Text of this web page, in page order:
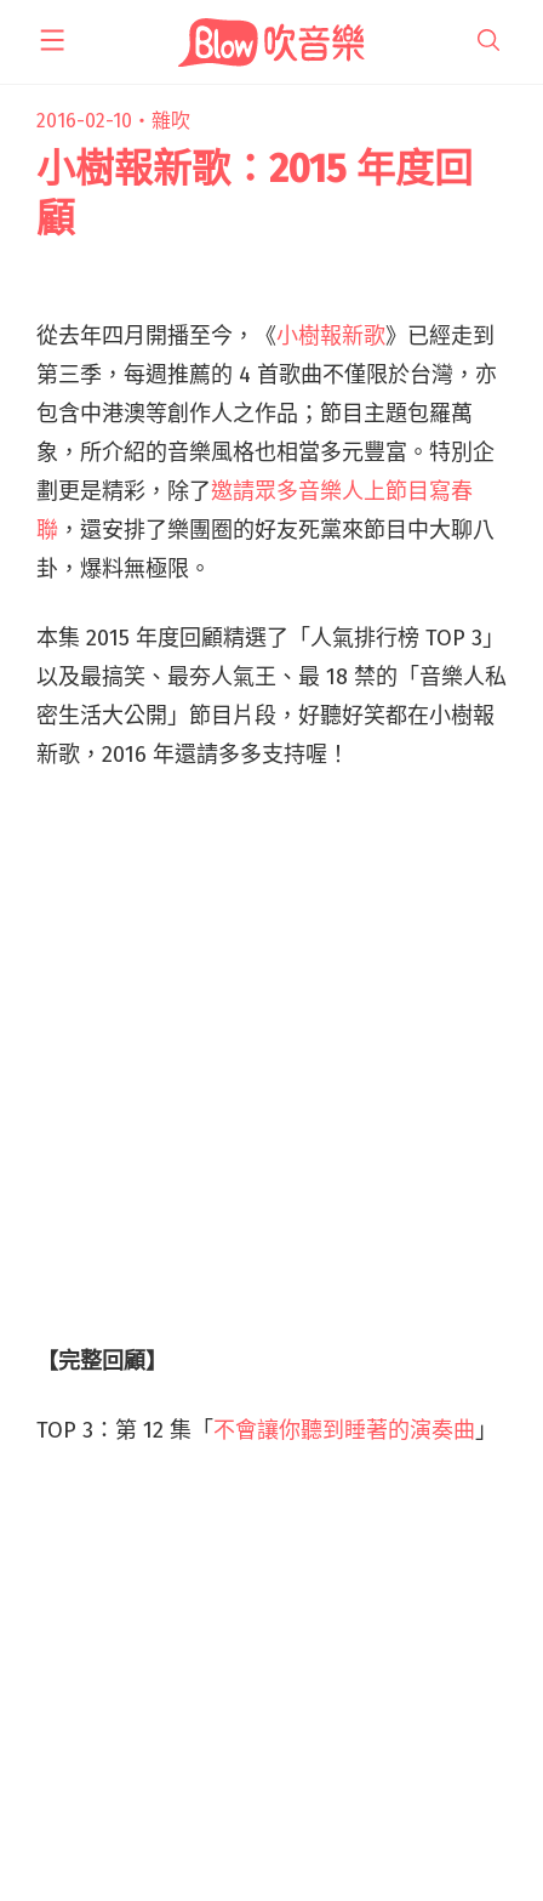
2016-02-10・ 雜吹
小樹報新歌：2015 年度回
顧
從去年四月開播至今，《小樹報新歌》已經走到
第三季，每週推薦的 4 首歌曲不僅限於台灣，亦
包含中港澳等創作人之作品；節目主題包羅萬
象，所介紹的音樂風格也相當多元豐富。特別企
劃更是精彩，除了邀請眾多音樂人上節目寫春
聯 ，還安排了樂團圈的好友死黨來節目中大聊八
卦，爆料無極限。
本集 2015 年度回顧精選了「人氣排行榜 TOP 3」
以及最搞笑、最夯人氣王、最 18 禁的「音樂人私
密生活大公開」節目片段，好聽好笑都在小樹報
新歌，2016 年還請多多支持喔！
【完整回顧】
TOP 3：第 12 集「 不會讓你聽到睡著的演奏曲 」